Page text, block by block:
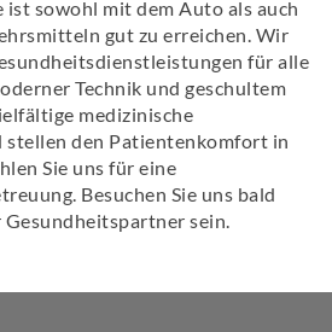
sowohl mit dem Auto als auch
gut zu erreichen. Wir
für alle
Technik und geschultem
medizinische
stellen den Patientenkomfort in
Sie uns für eine
Besuchen Sie uns bald
Gesundheitspartner sein.